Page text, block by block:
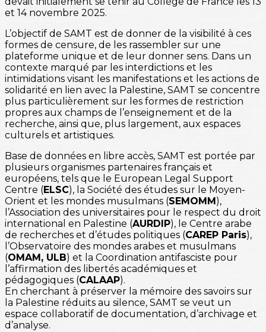
et 14 novembre 2025.
L’objectif de SAMT est de donner de la visibilité à ces
formes de censure, de les rassembler sur une
plateforme unique et de leur donner sens. Dans un
contexte marqué par les interdictions et les
intimidations visant les manifestations et les actions de
solidarité en lien avec la Palestine, SAMT se concentre
plus particulièrement sur les formes de restriction
propres aux champs de l’enseignement et de la
recherche, ainsi que, plus largement, aux espaces
culturels et artistiques.
Base de données en libre accès, SAMT est portée par
plusieurs organismes partenaires français et
européens, tels que le European Legal Support
Centre (ELSC), la Société des études sur le Moyen-
Orient et les mondes musulmans (SEMOMM ),
l’Association des universitaires pour le respect du droit
international en Palestine (AURDIP), le Centre arabe
de recherches et d’études politiques (CAREP Paris),
l’Observatoire des mondes arabes et musulmans
(OMAM, ULB) et la Coordination antifasciste pour
l’affirmation des libertés académiques et
pédagogiques (CALAAP).
En cherchant à préserver la mémoire des savoirs sur
la Palestine réduits au silence, SAMT se veut un
espace collaboratif de documentation, d’archivage et
d’analyse.